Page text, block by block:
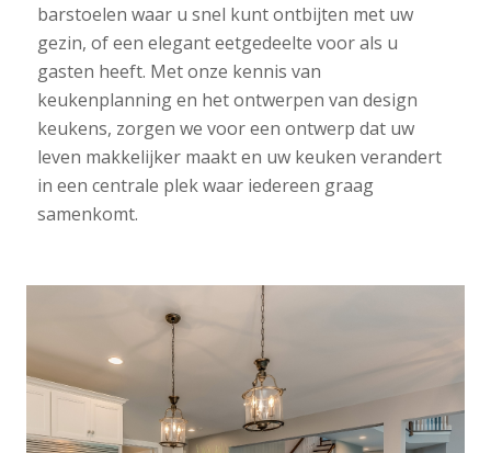
barstoelen waar u snel kunt ontbijten met uw
gezin, of een elegant eetgedeelte voor als u
gasten heeft. Met onze kennis van
keukenplanning en het ontwerpen van design
keukens, zorgen we voor een ontwerp dat uw
leven makkelijker maakt en uw keuken verandert
in een centrale plek waar iedereen graag
samenkomt.